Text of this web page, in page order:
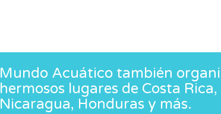
Mundo Acuático también
hermosos lugares de Costa
Nicaragua, Honduras y más.